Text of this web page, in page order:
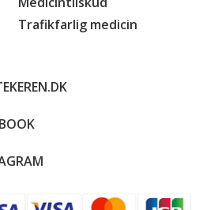
Trafikfarlig medicin